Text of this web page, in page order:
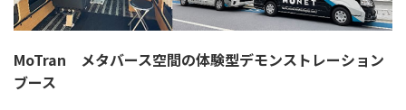
MoTran メタバース空間の体験型デモンストレーション
ブース